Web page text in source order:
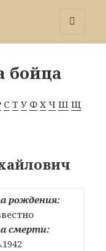
бойца
С Т У Ф Х Ч Ш Щ
рождения:
смерти: